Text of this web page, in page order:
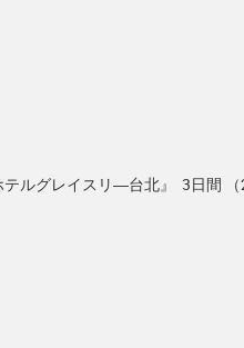
ルグレイスリ―台北』 3日間